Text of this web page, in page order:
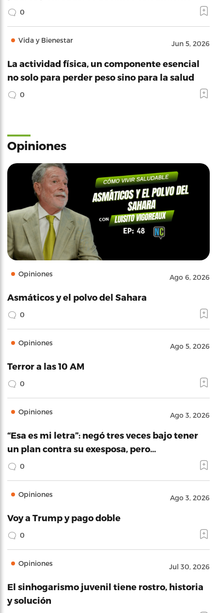
0
Vida y Bienestar Jun 5, 2026
La actividad física, un componente esencial
no solo para perder peso sino para la salud
0
Opiniones
Opiniones Ago 6, 2026
Asmáticos y el polvo del Sahara
0
Opiniones Ago 5, 2026
Terror a las 10 AM
0
Opiniones Ago 3, 2026
“Esa es mi letra”: negó tres veces bajo tener
un plan contra su exesposa, pero…
0
Opiniones Ago 3, 2026
Voy a Trump y pago doble
0
Opiniones Jul 30, 2026
El sinhogarismo juvenil tiene rostro, historia
y solución